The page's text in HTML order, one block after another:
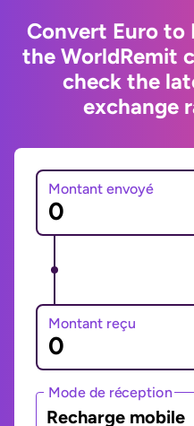
Convert Euro to
the WorldRemit
check the
exchange
Montant envoyé
Montant reçu
Mode de réception
Recharge mobile